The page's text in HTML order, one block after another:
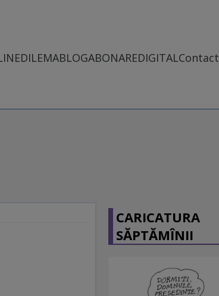
DILEMABLOGABONAREDIGITALContact
CARICATURA
SĂPTĂMÎNII